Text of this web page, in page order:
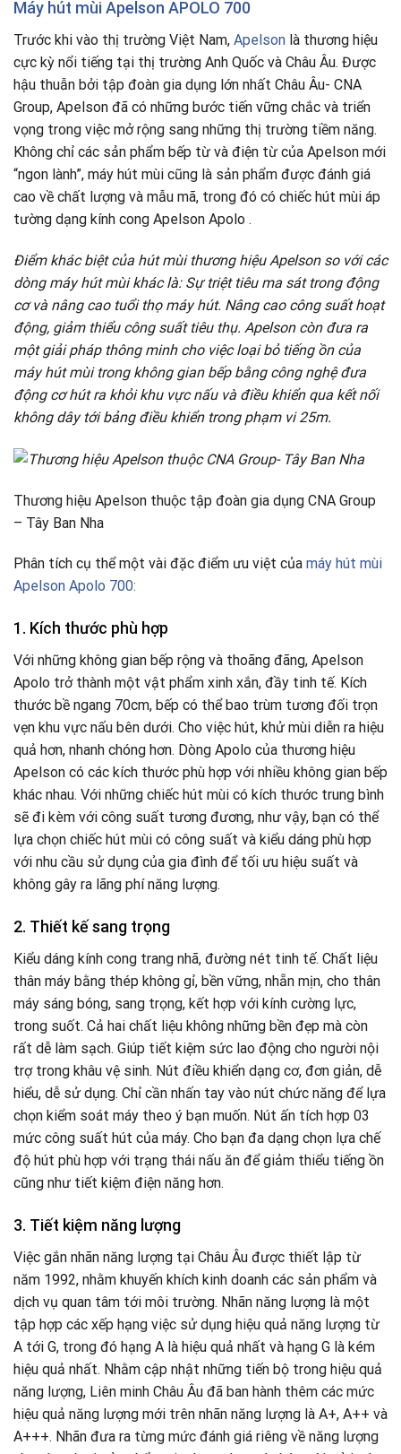
Máy hút mùi Apelson APOLO 700
Trước khi vào thị trường Việt Nam, Apelson là thương hiệu
cực kỳ nổi tiếng tại thị trường Anh Quốc và Châu Âu. Được
hậu thuẫn bởi tập đoàn gia dụng lớn nhất Châu Âu- CNA
Group, Apelson đã có những bước tiến vững chắc và triển
vọng trong việc mở rộng sang những thị trường tiềm năng.
Không chỉ các sản phẩm bếp từ và điện từ của Apelson mới
“ngon lành”, máy hút mùi cũng là sản phẩm được đánh giá
cao về chất lượng và mẫu mã, trong đó có chiếc hút mùi áp
tường dạng kính cong Apelson Apolo .
Điểm khác biệt của hút mùi thương hiệu Apelson so với các
dòng máy hút mùi khác là: Sự triệt tiêu ma sát trong động
cơ và nâng cao tuổi thọ máy hút. Nâng cao công suất hoạt
động, giảm thiểu công suất tiêu thụ. Apelson còn đưa ra
một giải pháp thông minh cho việc loại bỏ tiếng ồn của
máy hút mùi trong không gian bếp bằng công nghệ đưa
động cơ hút ra khỏi khu vực nấu và điều khiển qua kết nối
không dây tới bảng điều khiển trong phạm vi 25m.
Thương hiệu Apelson thuộc tập đoàn gia dụng CNA Group
– Tây Ban Nha
Phân tích cụ thể một vài đặc điểm ưu việt của máy hút mùi
Apelson Apolo 700:
1. Kích thước phù hợp
Với những không gian bếp rộng và thoãng đãng, Apelson
Apolo trở thành một vật phẩm xinh xắn, đầy tinh tế. Kích
thước bề ngang 70cm, bếp có thể bao trùm tương đối trọn
vẹn khu vực nấu bên dưới. Cho việc hút, khử mùi diễn ra hiệu
quả hơn, nhanh chóng hơn. Dòng Apolo của thương hiệu
Apelson có các kích thước phù hợp với nhiều không gian bếp
khác nhau. Với những chiếc hút mùi có kích thước trung bình
sẽ đi kèm với công suất tương đương, như vậy, bạn có thể
lựa chọn chiếc hút mùi có công suất và kiểu dáng phù hợp
với nhu cầu sử dụng của gia đình để tối ưu hiệu suất và
không gây ra lãng phí năng lượng.
2. Thiết kế sang trọng
Kiểu dáng kính cong trang nhã, đường nét tinh tế. Chất liệu
thân máy bằng thép không gỉ, bền vững, nhẵn mịn, cho thân
máy sáng bóng, sang trọng, kết hợp với kính cường lực,
trong suốt. Cả hai chất liệu không những bền đẹp mà còn
rất dễ làm sạch. Giúp tiết kiệm sức lao động cho người nội
trợ trong khâu vệ sinh. Nút điều khiển dạng cơ, đơn giản, dễ
hiểu, dễ sử dụng. Chỉ cần nhấn tay vào nút chức năng để lựa
chọn kiểm soát máy theo ý bạn muốn. Nút ấn tích hợp 03
mức công suất hút của máy. Cho bạn đa dạng chọn lựa chế
độ hút phù hợp với trạng thái nấu ăn để giảm thiểu tiếng ồn
cũng như tiết kiệm điện năng hơn.
3. Tiết kiệm năng lượng
Việc gắn nhãn năng lượng tại Châu Âu được thiết lập từ
năm 1992, nhằm khuyến khích kinh doanh các sản phẩm và
dịch vụ quan tâm tới môi trường. Nhãn năng lượng là một
tập hợp các xếp hạng việc sử dụng hiệu quả năng lượng từ
A tới G, trong đó hạng A là hiệu quả nhất và hạng G là kém
hiệu quả nhất. Nhằm cập nhật những tiến bộ trong hiệu quả
năng lượng, Liên minh Châu Âu đã ban hành thêm các mức
hiệu quả năng lượng mới trên nhãn năng lượng là A+, A++ và
A+++. Nhãn đưa ra từng mức đánh giá riêng về năng lượng